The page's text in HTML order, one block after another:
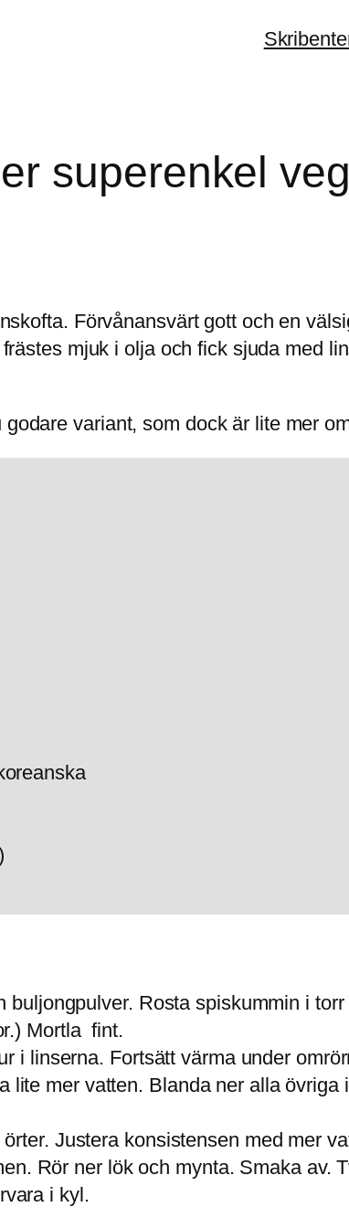
superenkel
Förvånansvärt gott och en
mjuk i olja och fick sjuda med
variant, som dock är lite mer
Rosta spiskummin i
Mortla fint.
i linserna. Fortsätt värma under
lite mer vatten. Blanda ner alla
Justera konsistensen med mer
Rör ner lök och mynta. Smaka av.
i kyl.